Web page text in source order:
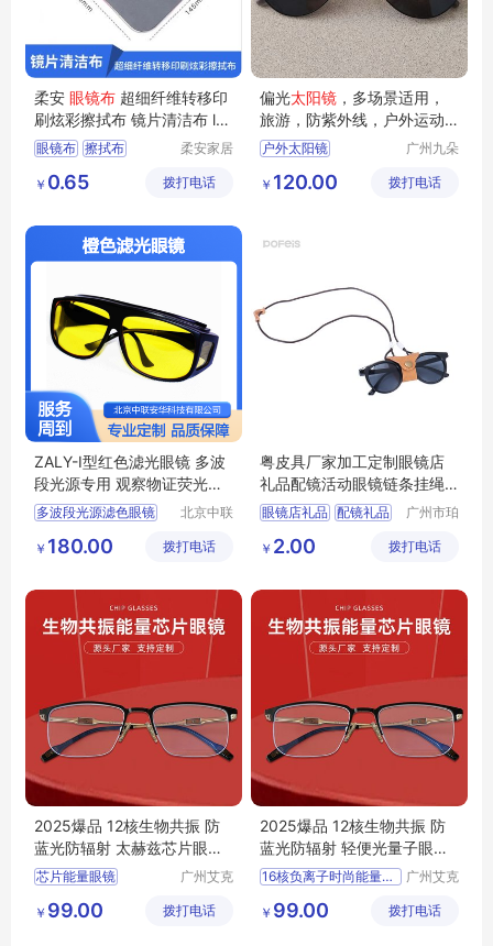
柔安 眼镜布 超细纤维转移印
刷炫彩擦拭布 镜片清洁布 lo
go印花定制
眼镜布 擦拭布
柔安家居
通）有限
￥ 0.65 拨打电话
偏光太阳镜 ，多场景适用，
旅游，防紫外线，户外运动
墨镜
户外太阳镜
旅游太阳镜
广州九朵
限公司
￥ 120.00 拨打电话
ZALY-I型红色滤光眼镜 多波
段光源专用 观察物证荧光眼
镜
多波段光源滤色眼镜
生物检材发现仪眼镜
北京中联
有限公司
￥ 180.00 拨打电话
粤皮具厂家加工定制眼镜店
礼品配镜活动眼镜链条挂绳
眼镜皮套镜袋
眼镜店礼品 配镜礼品
眼镜袋
广州市珀
限公司
￥ 2.00 拨打电话
2025爆品 12核生物共振 防
蓝光防辐射 太赫兹芯片眼镜
小单定制
芯片能量眼镜
红外波能量眼镜
广州艾克
科技有限
￥ 99.00 拨打电话
2025爆品 12核生物共振 防
蓝光防辐射 轻便光量子眼镜
小单定制
16核负离子时尚能量眼镜
芯片能量眼镜
广州艾克
科技有限
￥ 99.00 拨打电话